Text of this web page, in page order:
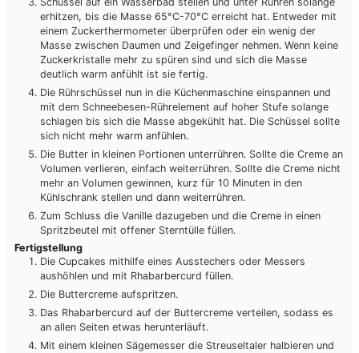
erhitzen, bis die Masse 65°C-70°C erreicht hat. Entweder mit
einem Zuckerthermometer überprüfen oder ein wenig der
Masse zwischen Daumen und Zeigefinger nehmen. Wenn keine
Zuckerkristalle mehr zu spüren sind und sich die Masse
deutlich warm anfühlt ist sie fertig.
Die Rührschüssel nun in die Küchenmaschine einspannen und
mit dem Schneebesen-Rührelement auf hoher Stufe solange
schlagen bis sich die Masse abgekühlt hat. Die Schüssel sollte
sich nicht mehr warm anfühlen.
Die Butter in kleinen Portionen unterrühren. Sollte die Creme an
Volumen verlieren, einfach weiterrühren. Sollte die Creme nicht
mehr an Volumen gewinnen, kurz für 10 Minuten in den
Kühlschrank stellen und dann weiterrühren.
Zum Schluss die Vanille dazugeben und die Creme in einen
Spritzbeutel mit offener Sterntülle füllen.
Fertigstellung
Die Cupcakes mithilfe eines Ausstechers oder Messers
aushöhlen und mit Rhabarbercurd füllen.
Die Buttercreme aufspritzen.
Das Rhabarbercurd auf der Buttercreme verteilen, sodass es
an allen Seiten etwas herunterläuft.
Mit einem kleinen Sägemesser die Streuseltaler halbieren und